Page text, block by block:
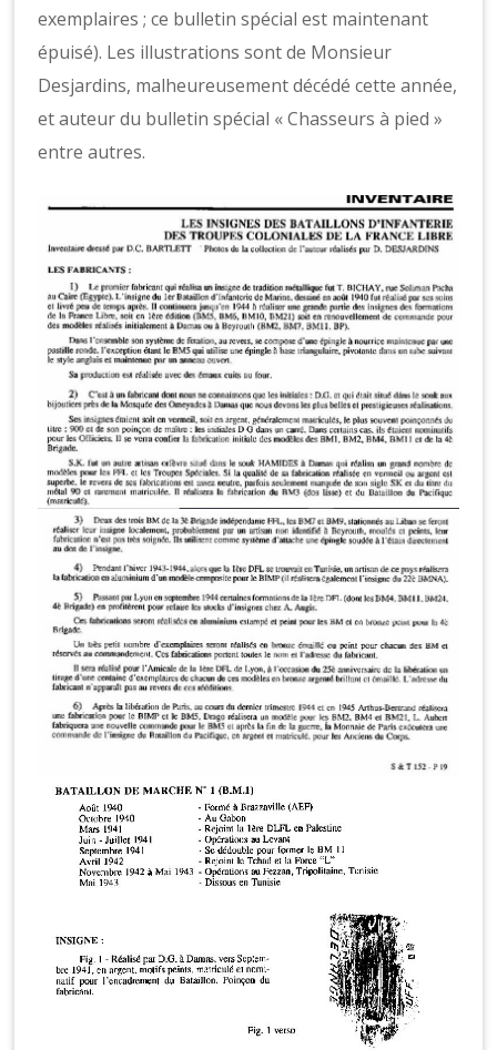
exemplaires ; ce bulletin spécial est maintenant
épuisé). Les illustrations sont de Monsieur
Desjardins, malheureusement décédé cette année,
et auteur du bulletin spécial « Chasseurs à pied »
entre autres.